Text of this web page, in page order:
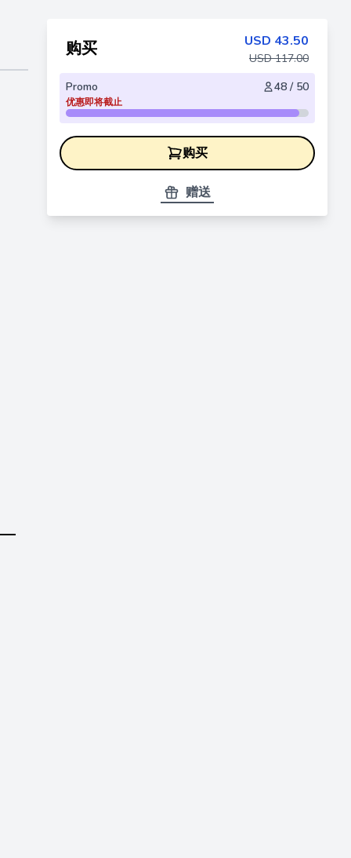
crochet bonsai cover (bottom part)
盆栽容器套编织法
盆栽容器套编织法/ Hand crochet
Bonsai cover (body part)
购买 USD 43.50
USD 117.00
Promo
48 / 50
优惠即将截止
购买
赠送